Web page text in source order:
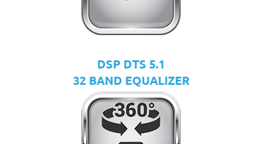
DSP DTS 5.1
32 BAND EQUALIZER